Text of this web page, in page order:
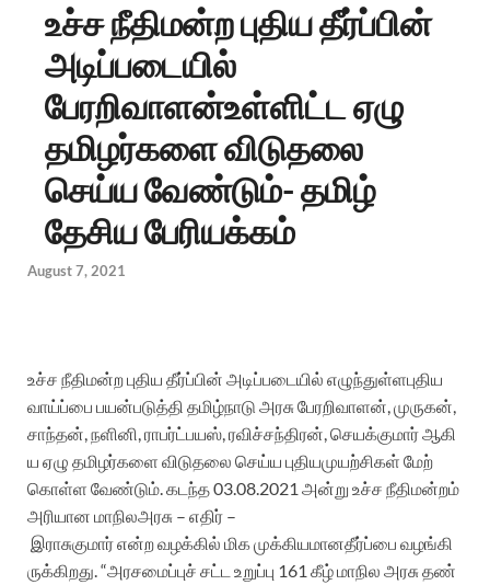
உச்ச நீதிமன்ற புதிய தீர்ப்பின்
அடிப்படையில்
பேரறிவாளன்உள்ளிட்ட ஏழு
தமிழர்களை விடுதலை
செய்ய வேண்டும்- தமிழ்
தேசிய பேரியக்கம்
August 7, 2021
உச்ச நீதிமன்றபுதிய தீர்ப்பின் அடிப்படையில் எழுந்துள்ளபுதிய
வாய்ப்பை பயன்படுத்தி தமிழ்நாடு அரசுபேரறிவாளன் முருகன்
சாந்தன் நளினி ராபர்ட்பயஸ் ரவிச்சந்திரன் செயக்குமார்ஆகி
ய ஏழு தமிழர்களை விடுதலை செய்ய புதியமுயற்சிகள் மேற்
கொள்ள வேண்டும் கடந்த03.08.2021 அன்று உச்ச நீதிமன்றம்
அரியான மாநிலஅரசு – எதிர் –
இராசுகுமார்என்றவழக்கில் மிகமுக்கியமானதீர்ப்பை வழங்கி
ருக்கிறது “அரசமைப்புச் சட்ட உறுப்பு 161 கீழ்மாநில அரசுதண்